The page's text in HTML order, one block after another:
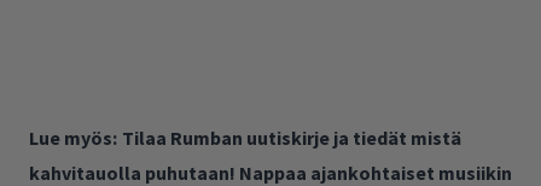
Lue myös: Tilaa Rumban uutiskirje ja tiedät mistä
kahvitauolla puhutaan! Nappaa ajankohtaiset musiikin